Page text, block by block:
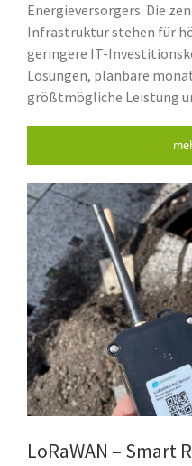
Energieversorgers. Die
Infrastruktur stehen für
geringere IT-
Lösungen, planbare
größtmögliche Leistung
LoRaWAN – Smart